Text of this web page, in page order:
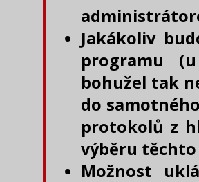
Jakákoliv
programu
bohužel tak
do
protokolů z
výběru
Možnost